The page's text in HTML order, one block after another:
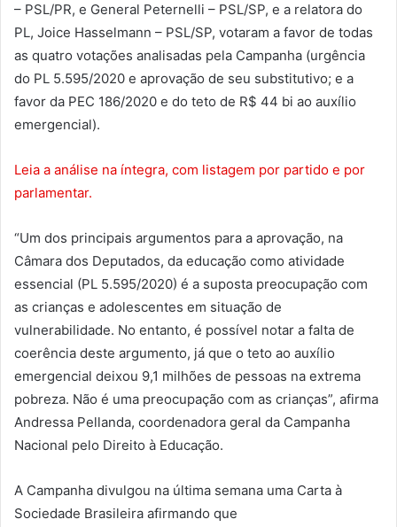
– PSL/PR, e General Peternelli – PSL/SP, e a relatora do
PL, Joice Hasselmann – PSL/SP, votaram a favor de todas
as quatro votações analisadas pela Campanha (urgência
do PL 5.595/2020 e aprovação de seu substitutivo; e a
favor da PEC 186/2020 e do teto de R$ 44 bi ao auxílio
emergencial).
Leia a análise na íntegra, com listagem por partido e por
parlamentar.
“Um dos principais argumentos para a aprovação, na
Câmara dos Deputados, da educação como atividade
essencial (PL 5.595/2020) é a suposta preocupação com
as crianças e adolescentes em situação de
vulnerabilidade. No entanto, é possível notar a falta de
coerência deste argumento, já que o teto ao auxílio
emergencial deixou 9,1 milhões de pessoas na extrema
pobreza. Não é uma preocupação com as crianças”, afirma
Andressa Pellanda, coordenadora geral da Campanha
Nacional pelo Direito à Educação.
A Campanha divulgou na última semana uma Carta à
Sociedade Brasileira afirmando que